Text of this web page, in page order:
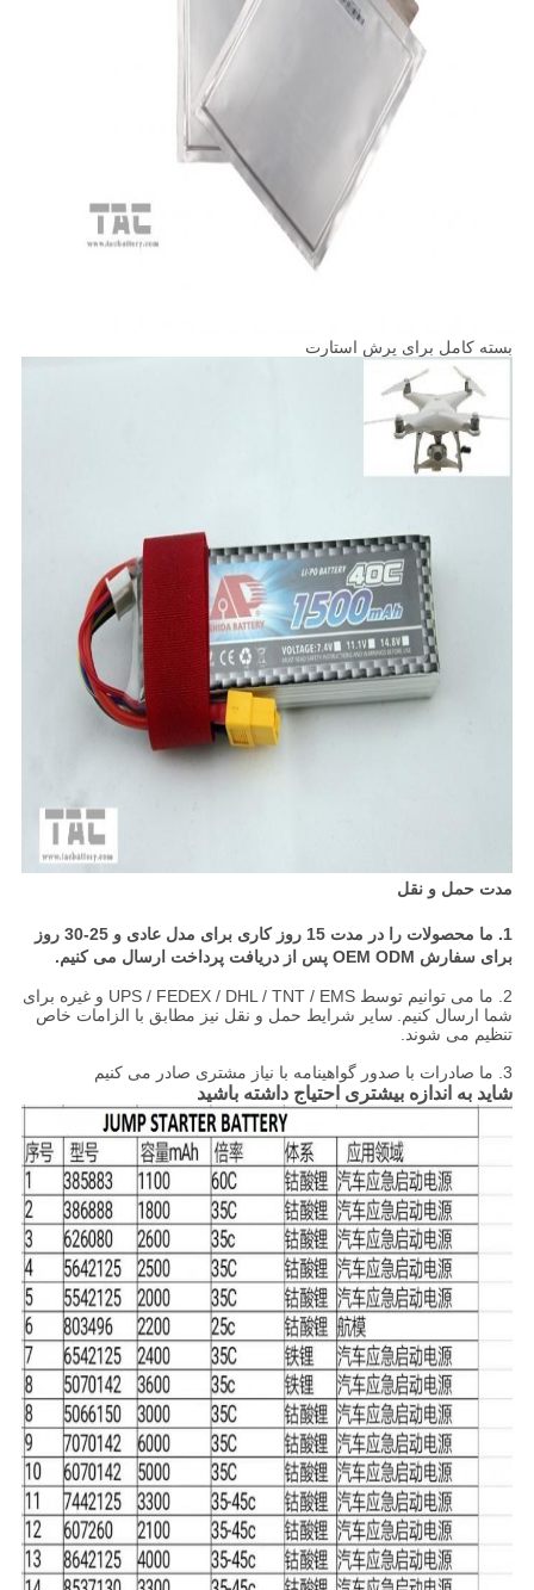
بسته کامل برای پرش استارت
مدت حمل و نقل
1. ما محصولات را در مدت 15 روز کاری برای مدل عادی و 25-30 روز
برای سفارش OEM ODM پس از دریافت پرداخت ارسال می کنیم.
2. ما می توانیم توسط UPS / FEDEX / DHL / TNT / EMS و غیره برای
شما ارسال کنیم. سایر شرایط حمل و نقل نیز مطابق با الزامات خاص
تنظیم می شوند.
3. ما صادرات با صدور گواهینامه با نیاز مشتری صادر می کنیم
شاید به اندازه بیشتری احتیاج داشته باشید